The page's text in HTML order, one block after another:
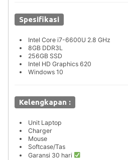
Spesifikasi
Intel Core i7-6600U 2.8 GHz
8GB DDR3L
256GB SSD
Intel HD Graphics 620
Windows 10
Kelengkapan :
Unit Laptop
Charger
Mouse
Softcase/Tas
Garansi 30 hari